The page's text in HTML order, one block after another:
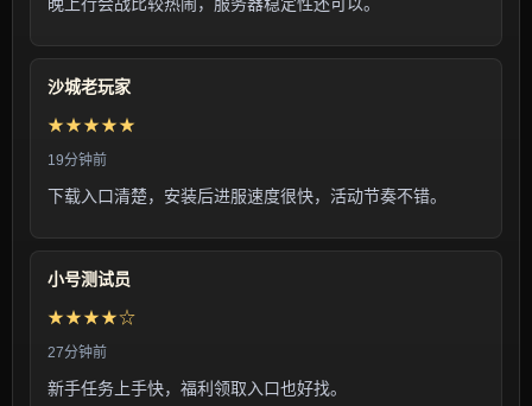
沙城老玩家
★★★★★
19分钟前
下载入口清楚，安装后进服速度很快，活动节奏不错。
小号测试员
★★★★☆
27分钟前
新手任务上手快，福利领取入口也好找。